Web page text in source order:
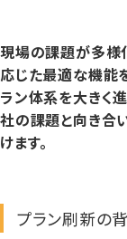
現場の課題が多様
応じた最適な機能
ラン体系を大きく
社の課題と向き合
けます。
プラン刷新の